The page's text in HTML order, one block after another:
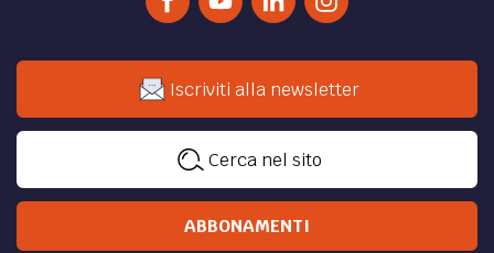
Iscriviti alla newsletter
Cerca nel sito
ABBONAMENTI